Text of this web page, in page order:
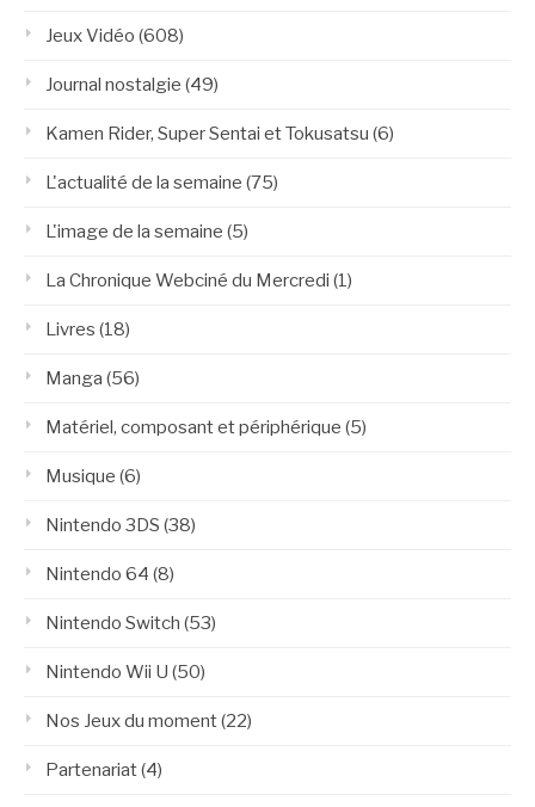
Jeux Vidéo (608)
Journal nostalgie (49)
Kamen Rider, Super Sentai et Tokusatsu (6)
L'actualité de la semaine (75)
L'image de la semaine (5)
La Chronique Webciné du Mercredi (1)
Livres (18)
Manga (56)
Matériel, composant et périphérique (5)
Musique (6)
Nintendo 3DS (38)
Nintendo 64 (8)
Nintendo Switch (53)
Nintendo Wii U (50)
Nos Jeux du moment(22)
Partenariat(4)